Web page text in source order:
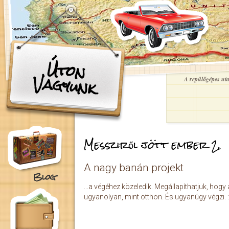
Ugrás a tartalomra
Úton
Vagyunk A repülőgépes
Blog
Messziről jött ember 2.
A nagy banán projekt
...a végéhez közeledik. Megállapíthatjuk,
ugyanolyan, mint otthon. És ugyanúgy végzi.